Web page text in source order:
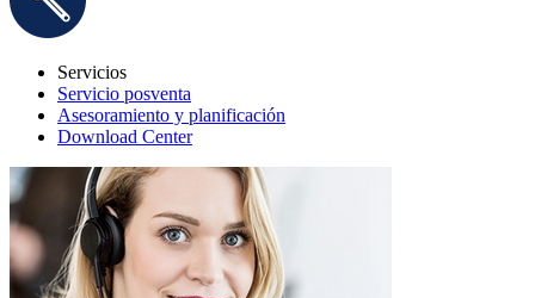
Servicios
Servicio posventa
Asesoramiento y planificación
Download Center